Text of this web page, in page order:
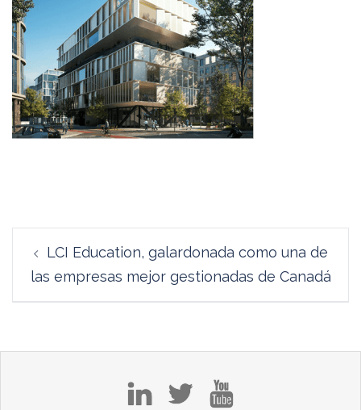
de
entradas
LCI Education, galardonada como una de
las empresas mejor gestionadas de Canadá